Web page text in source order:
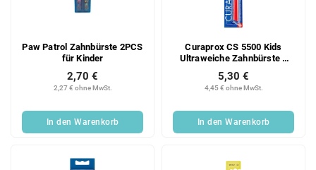
Paw Patrol Zahnbürste 2PCS
für Kinder
2,27 € ohne MwSt.
2,70 €
In den Warenkorb
Curaprox CS 5500 Kids
Ultraweiche Zahnbürste 1
4,45 € ohne MwSt.
5,30 €
In den Warenkorb